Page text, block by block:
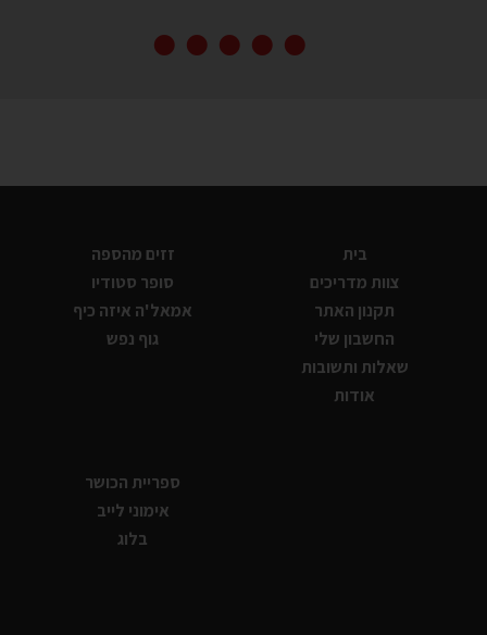
בית
צוות מדריכים
תקנון האתר
החשבון שלי
שאלות ותשובות
אודות
זזים מהספה
סופר סטודיו
אמאל'ה איזה כיף
גוף נפש
ספריית הכושר
אימוני לייב
בלוג